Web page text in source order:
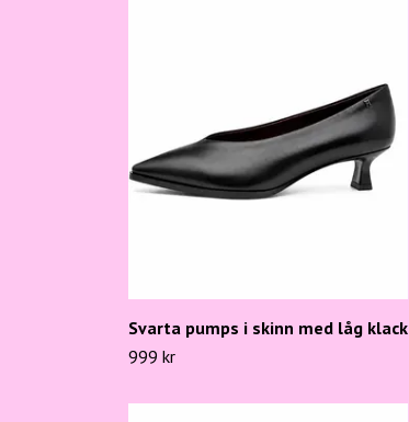
Svarta pumps i skinn med låg klack
999 kr